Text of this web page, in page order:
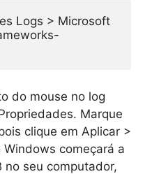
Logs > Microsoft
do mouse no log
Marque
clique em Aplicar >
começará a
no seu computador,